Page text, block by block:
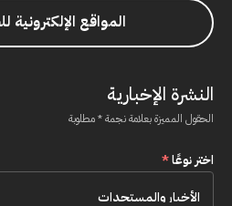
المواقع الإلكترونية
النشرة الإخبارية
الحقول المميزة بعلامة نجمة * مطلوبة
اختر نوعًا*